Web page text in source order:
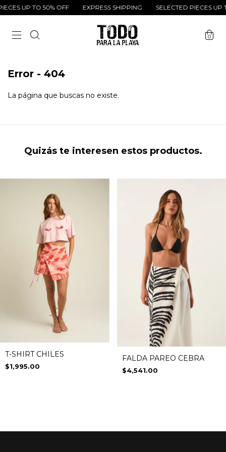
UP TO 50% OFF EXPRESS SHIPPING SELECTED PIECES UP
0
Error - 404
La página que buscas no existe.
Quizás te interesen estos productos.
T-SHIRT CHILES
$1,995.00
FALDA PAREO CEBRA
$4,541.00